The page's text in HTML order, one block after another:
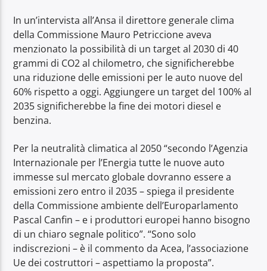
In un’intervista all’Ansa il direttore generale clima
della Commissione Mauro Petriccione aveva
menzionato la possibilità di un target al 2030 di 40
grammi di CO2 al chilometro, che significherebbe
una riduzione delle emissioni per le auto nuove del
60% rispetto a oggi. Aggiungere un target del 100% al
2035 significherebbe la fine dei motori diesel e
benzina.
Per la neutralità climatica al 2050 “secondo l’Agenzia
Internazionale per l’Energia tutte le nuove auto
immesse sul mercato globale dovranno essere a
emissioni zero entro il 2035 – spiega il presidente
della Commissione ambiente dell’Europarlamento
Pascal Canfin – e i produttori europei hanno bisogno
di un chiaro segnale politico”. “Sono solo
indiscrezioni – è il commento da Acea, l’associazione
Ue dei costruttori – aspettiamo la proposta”.